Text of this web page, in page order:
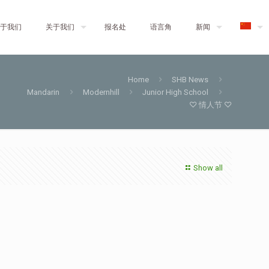
我们 关于我们 报名处 语言角 新闻
Home
SHB News
Mandarin
Modernhill
Junior High School
♡ 情人节 ♡
Show all